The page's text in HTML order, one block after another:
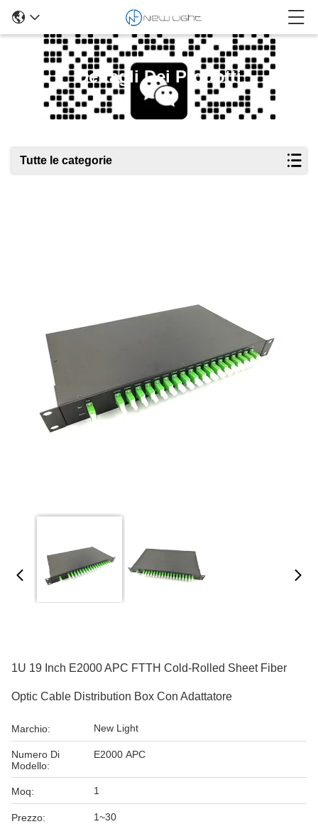
Dettagli Dei Prodotti
Tutte le categorie
1U 19 Inch E2000 APC FTTH Cold-Rolled Sheet Fiber
Optic Cable Distribution Box Con Adattatore
Marchio: New Light
Numero Di
Modello:
E2000 APC
Moq: 1
Prezzo: 1~30